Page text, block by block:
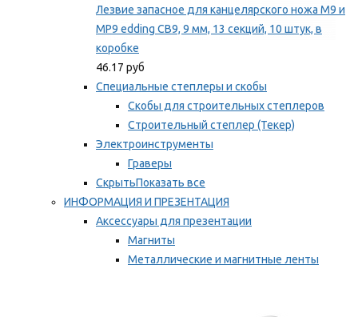
Лезвие запасное для канцелярского ножа M9 и
MP9 edding CB9, 9 мм, 13 секций, 10 штук, в
коробке
46.17 руб
Специальные степлеры и скобы
Скобы для строительных степлеров
Строительный степлер (Текер)
Электроинструменты
Граверы
СкрытьПоказать все
ИНФОРМАЦИЯ И ПРЕЗЕНТАЦИЯ
Аксессуары для презентации
Магниты
Металлические и магнитные ленты